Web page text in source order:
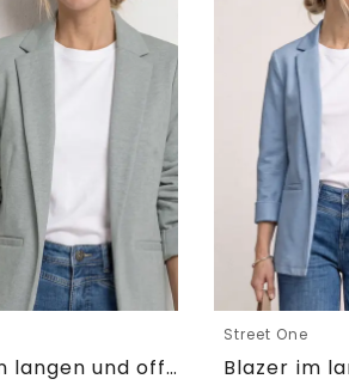
Blazer im langen und offenen Schnitt
Street One